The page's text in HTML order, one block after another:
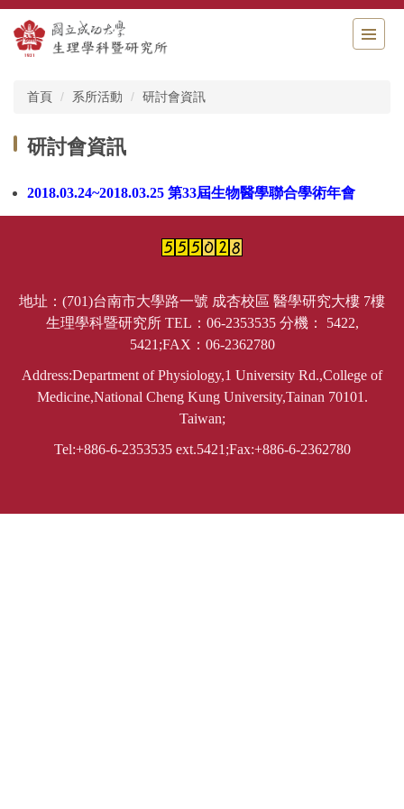
跳
到
主
首頁 系所活動 研討會資訊
研討會資訊
2018.03.24~2018.03.25第33屆生物醫學聯合學術年會
地址：(701)台南市大學路一號 成杏校區 醫學研究大樓 7樓
生理學科暨研究所 TEL：06-2353535 分機： 5422,
5421;FAX：06-2362780
Address:Department of Physiology,1 University Rd.,College of
Medicine,National Cheng Kung University,Tainan 70101.
Taiwan;
Tel:+886-6-2353535 ext.5421;Fax:+886-6-2362780